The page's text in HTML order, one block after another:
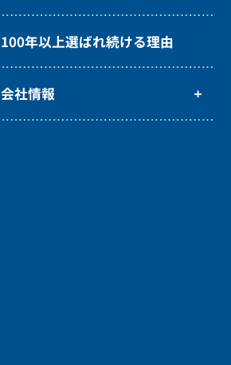
100年以上選ばれ続ける理由
会社情報